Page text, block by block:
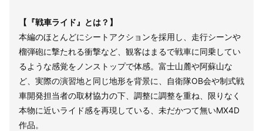
【『戦車ライド』とは？】
本編のほとんどにシートアクションを採用し、走行シーンや
榴弾砲に撃たれる衝撃など、観客はまるで戦車に同乗してい
るような感覚をノンストップで体感。富士山麓や阿蘇山な
ど、実際の演習地と同じ地形を背景に、自衛隊OB会や制式戦
車開発担当者の取材協力の下、調整に調整を重ね、限りなく
本物に近いライド感を再現している、未だかつて無いMX4D
作品。